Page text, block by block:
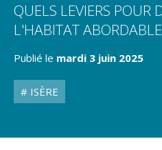
QUELS LEVIERS POUR
L'HABITAT
Publié le mardi 3 juin 2025
ISÈRE